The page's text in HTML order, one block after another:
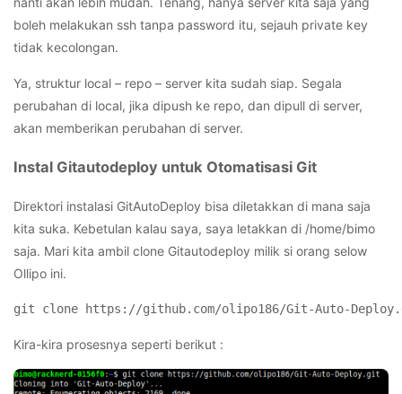
boleh melakukan ssh tanpa password itu, sejauh private key
tidak kecolongan.
Ya, struktur local – repo – server kita sudah siap. Segala
perubahan di local, jika dipush ke repo, dan dipull di server,
akan memberikan perubahan di server.
Instal Gitautodeploy untuk Otomatisasi Git
Direktori instalasi GitAutoDeploy bisa diletakkan di mana saja
kita suka. Kebetulan kalau saya, saya letakkan di /home/bimo
saja. Mari kita ambil clone Gitautodeploy milik si orang selow
Ollipo ini.
git clone https://github.com/olipo186/Git-Auto-
Kira-kira prosesnya seperti berikut :